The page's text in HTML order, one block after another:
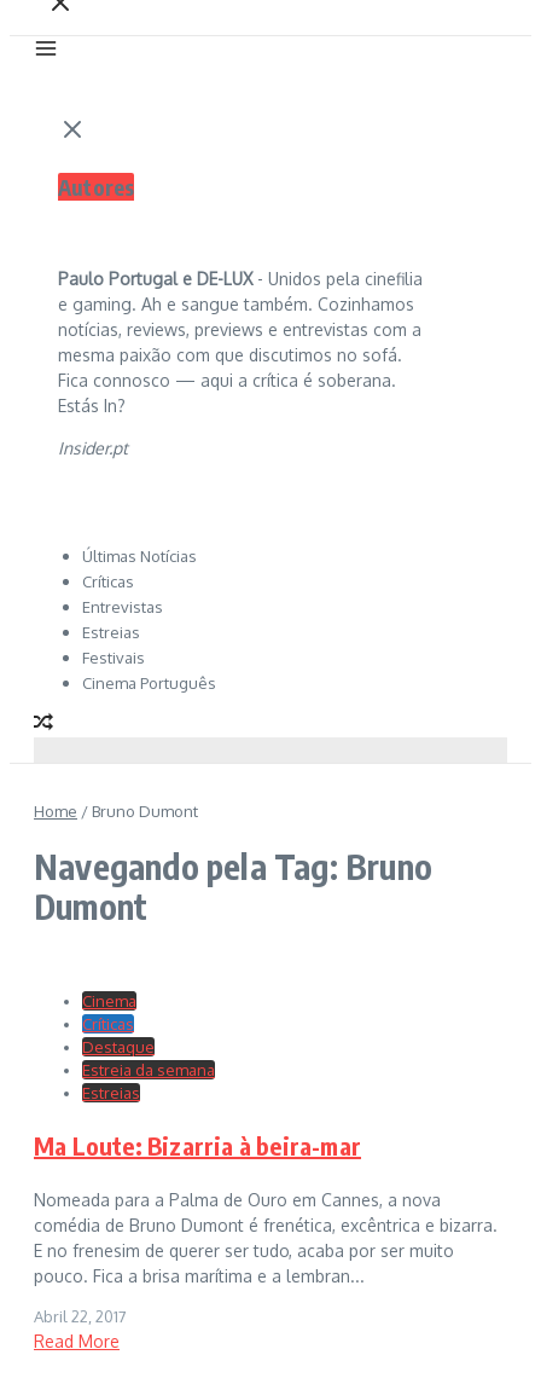
Autores
Paulo Portugal e DE-LUX - Unidos pela cinefilia
e gaming. Ah e sangue também. Cozinhamos
notícias, reviews, previews e entrevistas com a
mesma paixão com que discutimos no sofá.
Fica connosco — aqui a crítica é soberana.
Estás In?
Insider.pt
Últimas Notícias
Críticas
Entrevistas
Estreias
Festivais
Cinema Português
Home / Bruno Dumont
Navegando pela Tag: Bruno
Dumont
Cinema
Críticas
Destaque
Estreia da semana
Estreias
Ma Loute: Bizarria à beira-mar
Nomeada para a Palma de Ouro em Cannes, a nova
comédia de Bruno Dumont é frenética, excêntrica e bizarra.
E no frenesim de querer ser tudo, acaba por ser muito
pouco. Fica a brisa marítima e a lembran...
Abril 22, 2017
Read More